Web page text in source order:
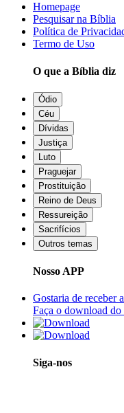
Homepage
Pesquisar na Bíblia
Política de
Termo de Uso
O que a Bíblia diz
Ódio
Céu
Dívidas
Justiça
Luto
Praguejar
Prostituição
Reino de Deus
Ressureição
Sacrifícios
Outros temas
Nosso APP
Gostaria de receber
Faça o download do
Siga-nos